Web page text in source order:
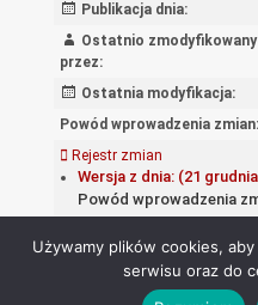
Publikacja dnia:
Ostatnio zmodyfikowany
przez:
Ostatnia modyfikacja:
Powód wprowadzenia zmian:
Rejestr zmian
Wersja z dnia: (21
Powód wprowadzenia
Używamy plików cookies,
serwisu oraz do